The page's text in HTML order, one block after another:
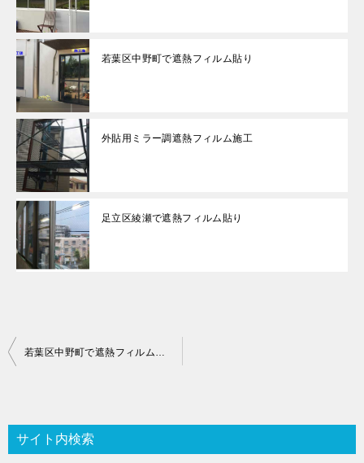
若葉区中野町で遮熱フィルム貼り
外貼用ミラー調遮熱フィルム施工
足立区綾瀬で遮熱フィルム貼り
投
ビ
ゲ
若葉区中野町で遮熱フィルム貼り
サイト内検索